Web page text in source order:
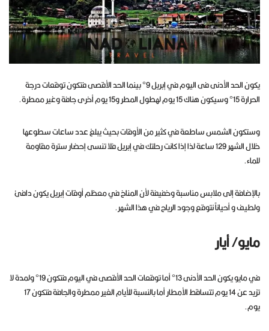
يكون الحد الأدنى فى اليوم في إبريل 9° بينما الحد الأقصى فتكون توقعات درجة
الحرارة 15° وسيكون هناك 15 يوم لهطول المطر و15 يوم أخرى جافة وغير ممطرة.
وستكون الشمس ساطعة في كثير من الأوقات بحيث يبلغ عدد ساعات سطوعها
خلال الشهر 129 ساعة لذا إذا كانت رحلتك في إبريل فلا تنسى إحضار سترة مقاومة
للماء.
بالإضافة إلى ملابس مناسبة وخفيفة لأن المناخ في معظم أوقات إبريل يكون دافئ
ولطيف و أحياناً نتوقع وجود الرياح في هذا الشهر.
مايو/ أيار
في مايو يكون الحد الأدنى 13° أما توقعات الحد الأقصى في اليوم فتكون 19° ولمدة لا
تزيد عن 14 يوم تتساقط الأمطار أما بالنسبة للأيام الغير ممطرة والجافة فتكون 17
يوم.